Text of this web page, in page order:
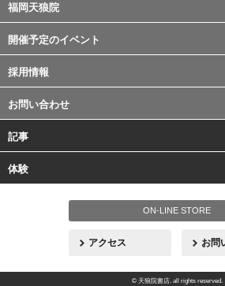
福岡天狼院
開催予定のイベント
採用情報
お問い合わせ
記事
体験
ON-LINE STORE
アクセス お問
© 天狼院書店. all rights reserved.